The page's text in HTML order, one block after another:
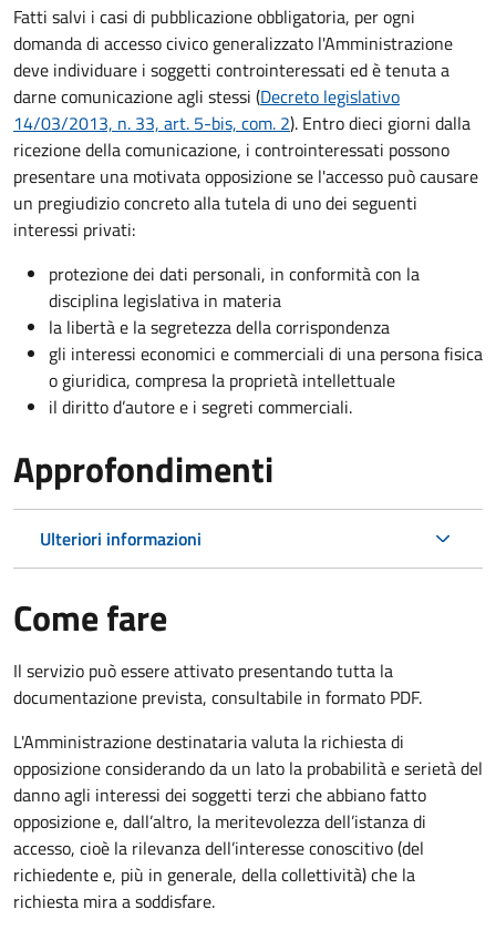
Fatti salvi i casi di pubblicazione obbligatoria, per ogni
domanda di accesso civico generalizzato l'Amministrazione
deve individuare i soggetti controinteressati ed è tenuta a
darne comunicazione agli stessi (Decreto legislativo
14/03/2013, n. 33, art. 5-bis, com. 2). Entro dieci giorni dalla
ricezione della comunicazione, i controinteressati possono
presentare una motivata opposizione se l'accesso può causare
un pregiudizio concreto alla tutela di uno dei seguenti
interessi privati:
protezione dei dati personali, in conformità con la
disciplina legislativa in materia
la libertà e la segretezza della corrispondenza
gli interessi economici e commerciali di una persona fisica
o giuridica, compresa la proprietà intellettuale
il diritto d’autore e i segreti commerciali.
Approfondimenti
Ulteriori informazioni
Come fare
Il servizio può essere attivato presentando tutta la
documentazione prevista, consultabile in formato PDF.
L'Amministrazione destinataria valuta la richiesta di
opposizione considerando da un lato la probabilità e serietà del
danno agli interessi dei soggetti terzi che abbiano fatto
opposizione e, dall’altro, la meritevolezza dell’istanza di
accesso, cioè la rilevanza dell’interesse conoscitivo (del
richiedente e, più in generale, della collettività) che la
richiesta mira a soddisfare.